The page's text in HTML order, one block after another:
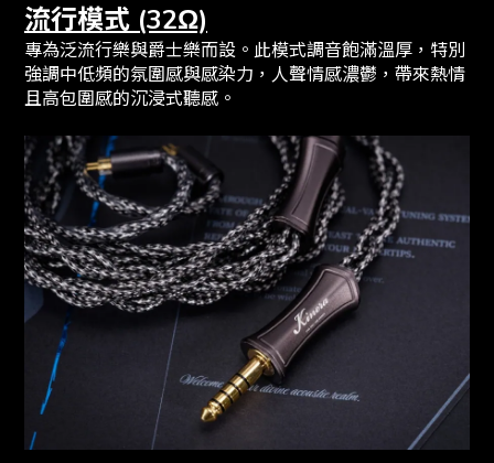
流行模式 (32Ω)
專為泛流行樂與爵士樂而設。此模式調音飽滿溫厚，特別
強調中低頻的氛圍感與感染力，人聲情感濃鬱，帶來熱情
且高包圍感的沉浸式聽感。